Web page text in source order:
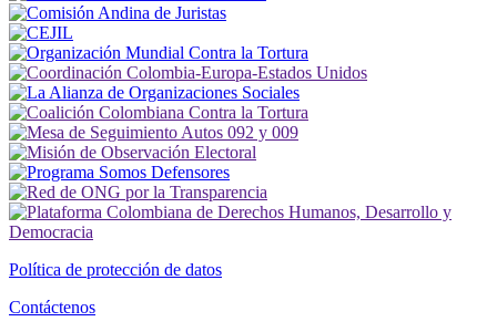
Política de protección de datos
Contáctenos